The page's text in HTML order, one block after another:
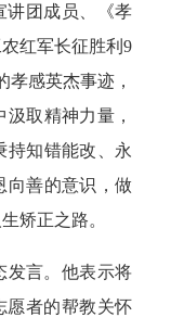
讲团成员、《孝
红军长征胜利9
孝感英杰事迹，
取精神力量，
持知错能改、永
向善的意识，做
矫正之路。
发言。他表示将
愿者的帮教关怀